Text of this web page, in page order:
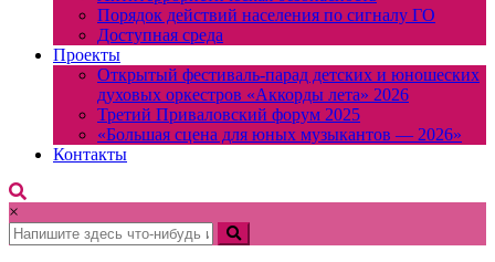
Порядок действий населения по сигналу ГО
Доступная среда
Проекты
Открытый фестиваль-парад детских и юношеских
духовых оркестров «Аккорды лета» 2026
Третий Приваловский форум 2025
«Большая сцена для юных музыкантов — 2026»
Контакты
×